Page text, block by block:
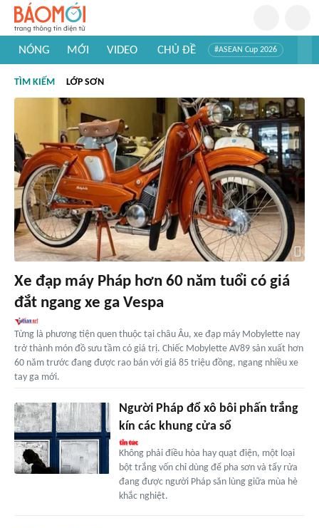
NÓNG MỚI VIDEO CHỦ ĐỀ #ASEAN Cup 2026
#Khám phá thế giới
TÌM KIẾM LỚP SƠN
Xe đạp máy Pháp hơn 60 năm tuổi có giá
đắt ngang xe ga Vespa
Từng là phương tiện quen thuộc tại châu Âu, xe đạp máy Mobylette nay
trở thành món đồ sưu tầm có giá trị. Chiếc Mobylette AV89 sản xuất hơn
60 năm trước đang được rao bán với giá 85 triệu đồng, ngang nhiều xe
tay ga mới.
Người Pháp đổ xô bôi phấn trắng
kín các khung cửa sổ
Không phải điều hòa hay quạt điện, một loại
bột trắng vốn chỉ dùng để pha sơn và tẩy rửa
đang được người Pháp săn lùng giữa mùa hè
khắc nghiệt.